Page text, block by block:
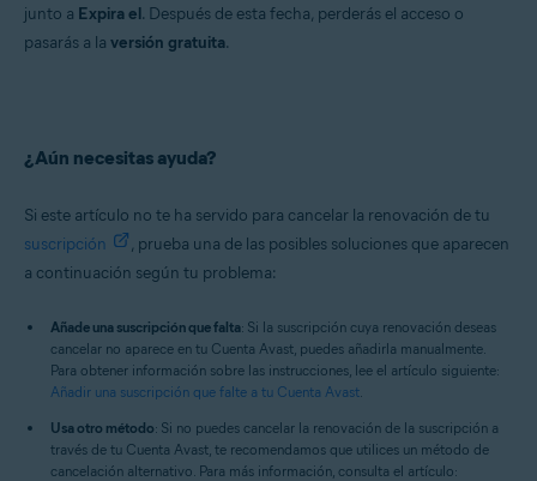
junto a Expira el. Después de esta fecha, perderás el acceso o
pasarás a la versión gratuita.
¿Aún necesitas ayuda?
Si este artículo no te ha servido para cancelar la renovación de tu
suscripción
, prueba una de las posibles soluciones que aparecen
a continuación según tu problema:
Añade una suscripción que falta: Si la suscripción cuya renovación deseas
cancelar no aparece en tu Cuenta Avast, puedes añadirla manualmente.
Para obtener información sobre las instrucciones, lee el artículo siguiente:
Añadir una suscripción que falte a tu Cuenta Avast.
Usa otro método: Si no puedes cancelar la renovación de la suscripción a
través de tu Cuenta Avast, te recomendamos que utilices un método de
cancelación alternativo. Para más información, consulta el artículo: